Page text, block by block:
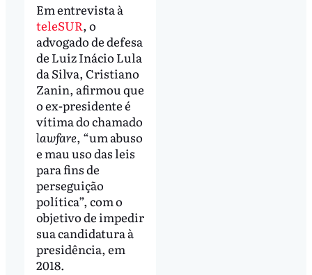
Em entrevista à
teleSUR, o
advogado de defesa
de Luiz Inácio Lula
da Silva, Cristiano
Zanin, afirmou que
o ex-presidente é
vítima do chamado
lawfare, “um abuso
e mau uso das leis
para fins de
perseguição
política”, com o
objetivo de impedir
sua candidatura à
presidência, em
2018.